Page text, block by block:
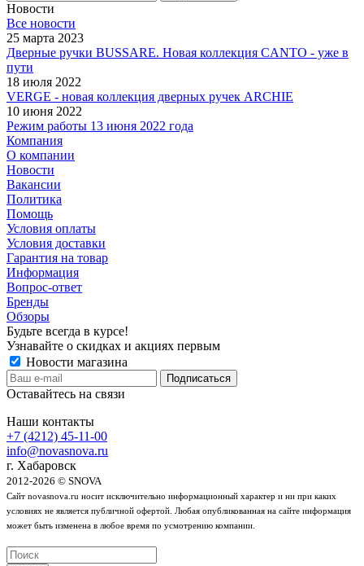
Новости
Все новости
25 марта 2023
Дверные ручки BUSSARE. Новая коллекция CANTO - уже в
пути
18 июля 2022
VERGE - новая коллекция дверных ручек ARCHIE
10 июня 2022
Режим работы 13 июня 2022 года
Компания
О компании
Новости
Вакансии
Политика
Помощь
Условия оплаты
Условия доставки
Гарантия на товар
Информация
Вопрос-ответ
Бренды
Обзоры
Будьте всегда в курсе!
Узнавайте о скидках и акциях первым
Новости магазина
Оставайтесь на связи
Наши контакты
+7 (4212) 45-11-00
info@novasnova.ru
г. Хабаровск
2012-2026 © SNOVA
Сайт novasnova.ru носит исключительно информационный характер и ни при каких
условиях не является публичной офертой. Любая опубликованная на сайте информация
может быть изменена в любое время по усмотрению компании.